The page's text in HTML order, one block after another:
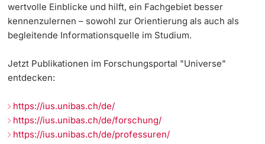
wertvolle Einblicke und hilft, ein Fachgebiet besser
kennenzulernen – sowohl zur Orientierung als auch als
begleitende Informationsquelle im Studium.
Jetzt Publikationen im Forschungsportal "Universe"
entdecken:
https://ius.unibas.ch/de/
https://ius.unibas.ch/de/forschung/
https://ius.unibas.ch/de/professuren/